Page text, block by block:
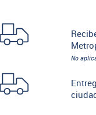
No